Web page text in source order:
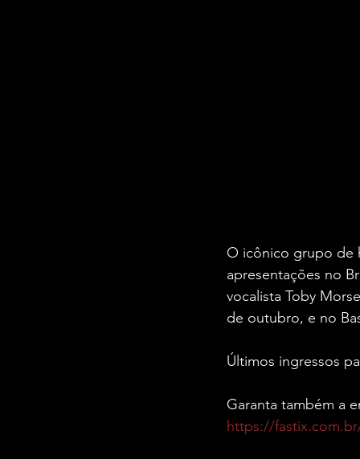
O icônico grupo de
apresentações no
vocalista Toby
de outubro, e no
Últimos ingressos
Garanta também a
https://